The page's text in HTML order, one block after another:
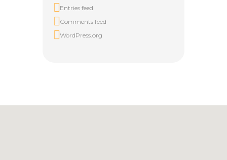
Entries feed
Comments feed
WordPress.org